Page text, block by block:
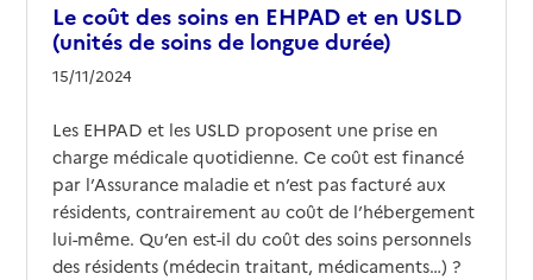
Le coût des soins en EHPAD et en USLD
(unités de soins de longue durée)
15/11/2024
Les EHPAD et les USLD proposent une prise en
charge médicale quotidienne. Ce coût est financé
par l’Assurance maladie et n’est pas facturé aux
résidents, contrairement au coût de l’hébergement
lui-même. Qu’en est-il du coût des soins personnels
des résidents (médecin traitant, médicaments…) ?